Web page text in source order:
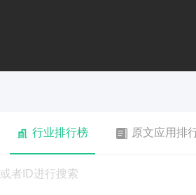
行业排行榜 原文应用排